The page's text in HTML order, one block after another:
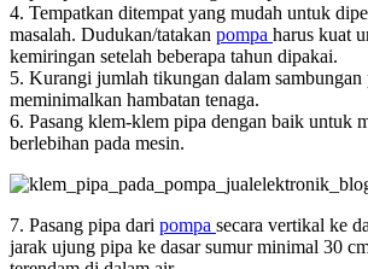
4. Tempatkan ditempat yang mudah untuk
masalah. Dudukan/tatakan pompa harus kuat
kemiringan setelah beberapa tahun dipakai.
5. Kurangi jumlah tikungan dalam
meminimalkan hambatan tenaga.
6. Pasang klem-klem pipa dengan baik untuk
berlebihan pada mesin.
7. Pasang pipa dari pompa secara vertikal ke
jarak ujung pipa ke dasar sumur minimal 30